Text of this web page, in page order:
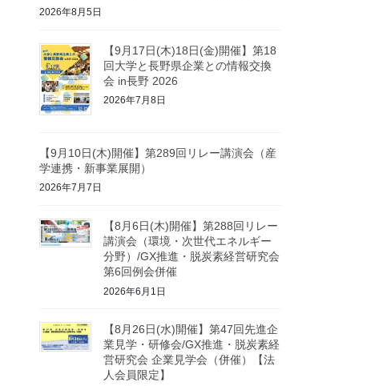
2026年8月5日
【9月17日(木)18日(金)開催】第18
回大学と長野県企業との情報交換
会 in長野 2026
2026年7月8日
【9月10日(木)開催】第289回リレー講演会（産
学連携・新事業展開）
2026年7月7日
【8月6日(木)開催】第288回リレー
講演会（環境・次世代エネルギー
分野）/GX推進・脱炭素経営研究会
第6回例会併催
2026年6月1日
【8月26日(水)開催】第47回先進企
業見学・研修会/GX推進・脱炭素経
営研究会 企業見学会（併催）【法
人会員限定】